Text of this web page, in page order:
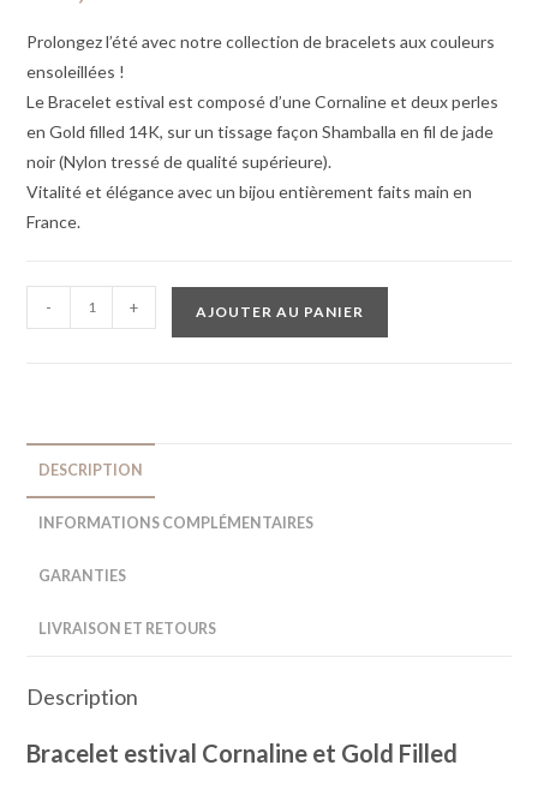
Prolongez l’été avec notre collection de bracelets aux couleurs
ensoleillées !
Le Bracelet estival est composé d’une Cornaline et deux perles
en Gold filled 14K, sur un tissage façon Shamballa en fil de jade
noir (Nylon tressé de qualité supérieure).
Vitalité et élégance avec un bijou entièrement faits main en
France.
- + AJOUTER AU PANIER
DESCRIPTION
INFORMATIONS COMPLÉMENTAIRES
GARANTIES
LIVRAISON ET RETOURS
Description
Bracelet estival Cornaline et Gold Filled